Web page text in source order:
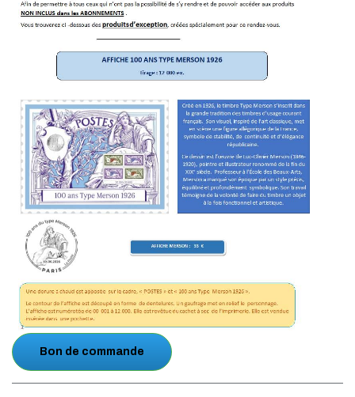
Bon de commande